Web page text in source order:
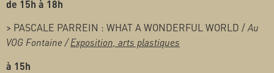
de 15h à 18h
> PASCALE PARREIN : WHAT A WONDERFUL WORLD /Au
VOG Fontaine /Exposition, arts plastiques
à 15h